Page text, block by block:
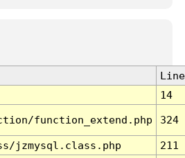
Line
14
function_extend.php 324
jzmysql.class.php
211